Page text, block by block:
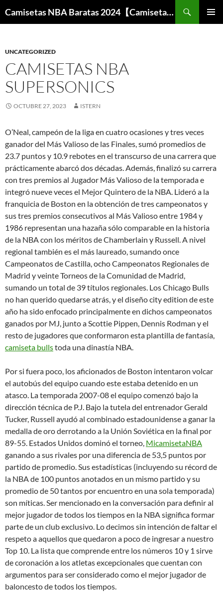
Camisetas NBA Baratas 2024【Camisetas Especiales Baloncesto】
UNCATEGORIZED
CAMISETAS NBA
SUPERSONICS
OCTUBRE 27, 2023 ISTERN
O’Neal, campeón de la liga en cuatro ocasiones y tres veces
ganador del Más Valioso de las Finales, sumó promedios de
23.7 puntos y 10.9 rebotes en el transcurso de una carrera que
prácticamente abarcó dos décadas. Además, finalizó su carrera
con tres premios al Jugador Más Valioso de la temporada e
integró nueve veces el Mejor Quintero de la NBA. Lideró a la
franquicia de Boston en la obtención de tres campeonatos y
sus tres premios consecutivos al Más Valioso entre 1984 y
1986 representan una hazaña sólo comparable en la historia
de la NBA con los méritos de Chamberlain y Russell. A nivel
regional también es el más laureado, sumando once
Campeonatos de Castilla, ocho Campeonatos Regionales de
Madrid y veinte Torneos de la Comunidad de Madrid,
sumando un total de 39 títulos regionales. Los Chicago Bulls
no han querido quedarse atrás, y el diseño city edition de este
año ha sido enfocado principalmente en dichos campeonatos
ganados por MJ, junto a Scottie Pippen, Dennis Rodman y el
resto de jugadores que conformaron esta plantilla de fantasía,
camiseta bullstoda una dinastía NBA.
Por si fuera poco, los aficionados de Boston intentaron volcar
el autobús del equipo cuando este estaba detenido en un
atasco. La temporada 2007-08 el equipo comenzó bajo la
dirección técnica de P.J. Bajo la tutela del entrenador Gerald
Tucker, Russell ayudó al combinado estadounidense a ganar la
medalla de oro derrotando a la Unión Soviética en la final por
89-55. Estados Unidos dominó el torneo, MicamisetaNBA
ganando a sus rivales por una diferencia de 53,5 puntos por
partido de promedio. Sus estadísticas (incluyendo su récord de
la NBA de 100 puntos anotados en un mismo partido y su
promedio de 50 tantos por encuentro en una sola temporada)
son míticas. Ser mencionado en la conversación para definir al
mejor jugador de todos los tiempos en la NBA significa formar
parte de un club exclusivo. Lo decimos sin intención de faltar el
respeto a aquellos que quedaron a poco de ingresar a nuestro
Top 10. La lista que comprende entre los números 10 y 1 sirve
de coronación a los atletas excepcionales que cuentan con
argumentos para ser considerado como el mejor jugador de
baloncesto de todos los tiempos.